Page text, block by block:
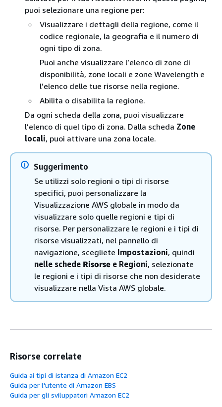
puoi selezionare una regione per:
Visualizzare i dettagli della regione, come il
codice regionale, la geografia e il numero di
ogni tipo di zona.
Puoi anche visualizzare l’elenco di zone di
disponibilità, zone locali e zone Wavelength e
l’elenco delle tue risorse nella regione.
Abilita o disabilita la regione.
Da ogni scheda della zona, puoi visualizzare
l’elenco di quel tipo di zona. Dalla scheda Zone
locali, puoi attivare una zona locale.
Suggerimento
Se utilizzi solo regioni o tipi di risorse
specifici, puoi personalizzare la
Visualizzazione AWS globale in modo da
visualizzare solo quelle regioni e tipi di
risorse. Per personalizzare le regioni e i tipi di
risorse visualizzati, nel pannello di
navigazione, scegliete Impostazioni, quindi
nelle schede Risorse e Regioni, selezionate
le regioni e i tipi di risorse che non desiderate
visualizzare nella Vista AWS globale.
Risorse correlate
Guida ai tipi di istanza di Amazon EC2
Guida per l'utente di Amazon EBS
Guida per gli sviluppatori Amazon EC2